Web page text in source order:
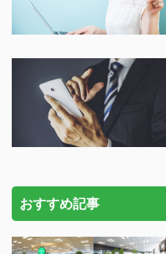
おすすめ記事